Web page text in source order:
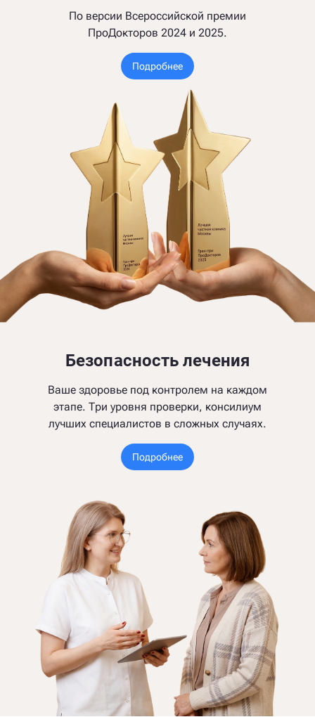
По версии Всероссийской премии
ПроДокторов 2024 и 2025.
Подробнее
Безопасность лечения
Ваше здоровье под контролем на каждом
этапе. Три уровня проверки, консилиум
лучших специалистов в сложных случаях.
Подробнее